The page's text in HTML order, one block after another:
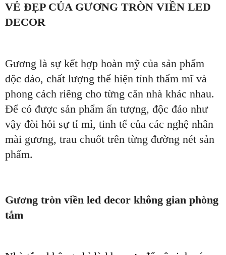
VẺ ĐẸP CỦA GƯƠNG TRÒN VIỀN LED
DECOR
Gương là sự kết hợp hoàn mỹ của sản phẩm
độc đáo, chất lượng thể hiện tính thẩm mĩ và
phong cách riêng cho từng căn nhà khác nhau.
Để có được sản phẩm ấn tượng, độc đáo như
vậy đòi hỏi sự tỉ mỉ, tinh tế của các nghệ nhân
mài gương, trau chuốt trên từng đường nét sản
phẩm.
Gương tròn viền led decor không gian phòng
tắm